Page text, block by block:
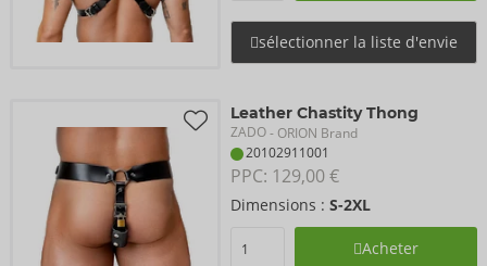
sélectionner la liste d'envie
Leather Chastity Thong
ZADO- ORION Brand
20102911001
PPC: 129,00 €
Dimensions : S-2XL
Acheter